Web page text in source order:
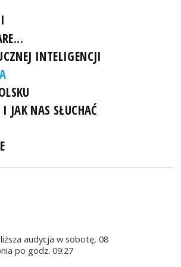
INTELIGENCJI
JAK NAS SŁUCHAĆ
audycja w sobotę, 08
po godz. 09:27